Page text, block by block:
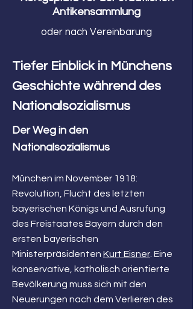
Antikensammlung
oder nach Vereinbarung
Tiefer Einblick in Münchens
Geschichte während des
Nationalsozialismus
Der Weg in den
Nationalsozialismus
München im November 1918:
Revolution, Flucht des letzten
bayerischen Königs und Ausrufung
des Freistaates Bayern durch den
ersten bayerischen
Ministerpräsidenten Kurt Eisner . Eine
konservative, katholisch orientierte
Bevölkerung muss sich mit den
Neuerungen nach dem Verlieren des